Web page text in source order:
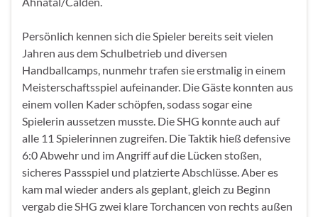
Persönlich kennen sich die Spieler bereits seit vielen
Jahren aus dem Schulbetrieb und diversen
Handballcamps, nunmehr trafen sie erstmalig in einem
Meisterschaftsspiel aufeinander. Die Gäste konnten aus
einem vollen Kader schöpfen, sodass sogar eine
Spielerin aussetzen musste. Die SHG konnte auch auf
alle 11 Spielerinnen zugreifen. Die Taktik hieß defensive
6:0 Abwehr und im Angriff auf die Lücken stoßen,
sicheres Passspiel und platzierte Abschlüsse. Aber es
kam mal wieder anders als geplant, gleich zu Beginn
vergab die SHG zwei klare Torchancen von rechts außen